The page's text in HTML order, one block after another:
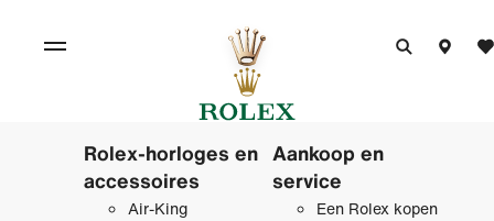
Rolex-horloges en
accessoires
Air-King
Aankoop en
service
Een Rolex kopen